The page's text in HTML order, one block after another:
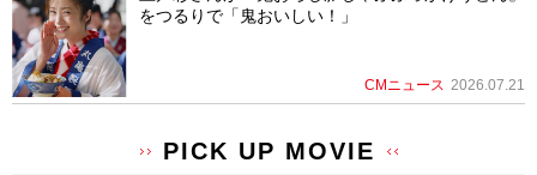
をつるりで「鬼おいしい！」
CMニュース 2026.07.21
PICK UP MOVIE